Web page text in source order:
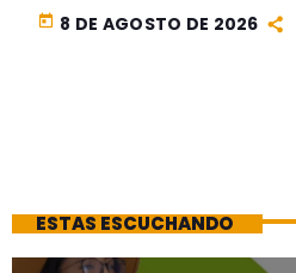
today 8 DE AGOSTO DE 2026
ESTAS ESCUCHANDO